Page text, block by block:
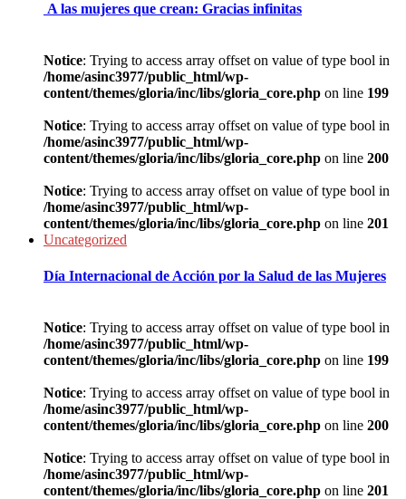
A las mujeres que crean: Gracias infinitas
Notice: Trying to access array offset on value of type bool in
/home/asinc3977/public_html/wp-
content/themes/gloria/inc/libs/gloria_core.php on line 199
Notice: Trying to access array offset on value of type bool in
/home/asinc3977/public_html/wp-
content/themes/gloria/inc/libs/gloria_core.php on line 200
Notice: Trying to access array offset on value of type bool in
/home/asinc3977/public_html/wp-
content/themes/gloria/inc/libs/gloria_core.php on line 201
Uncategorized
Día Internacional de Acción por la Salud de las Mujeres
Notice: Trying to access array offset on value of type bool in
/home/asinc3977/public_html/wp-
content/themes/gloria/inc/libs/gloria_core.php on line 199
Notice: Trying to access array offset on value of type bool in
/home/asinc3977/public_html/wp-
content/themes/gloria/inc/libs/gloria_core.php on line 200
Notice: Trying to access array offset on value of type bool in
/home/asinc3977/public_html/wp-
content/themes/gloria/inc/libs/gloria_core.php on line 201